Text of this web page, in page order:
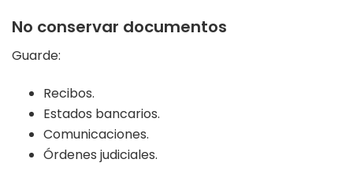
No conservar documentos
Guarde:
Recibos.
Estados bancarios.
Comunicaciones.
Órdenes judiciales.